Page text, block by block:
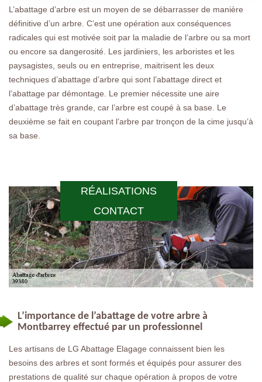
RÉALISATIONS
CONTACT
L’abattage d’arbre est un moyen de se débarrasser de manière
définitive d’un arbre. C’est une opération aux conséquences
radicales qui est motivée soit par la maladie de l’arbre ou sa mort
ou encore sa dangerosité. Les jardiniers, les arboristes et les
paysagistes, seuls ou en entreprise, maitrisent les deux
techniques d’abattage d’arbre qui sont l’abattage direct et
l’abattage par démontage. Le premier nécessite une aire
d’abattage très grande, car l’arbre est coupé à sa base. Le
deuxième se fait en coupant l’arbre par tronçon de la cime jusqu’à
sa base.
L’importance de l’abattage de votre arbre à
Montbarrey effectué par un professionnel
Les artisans de LG Abattage Elagage connaissent bien les
besoins des arbres et sont formés et équipés pour assurer des
prestations de qualité sur chaque opération à propos de votre